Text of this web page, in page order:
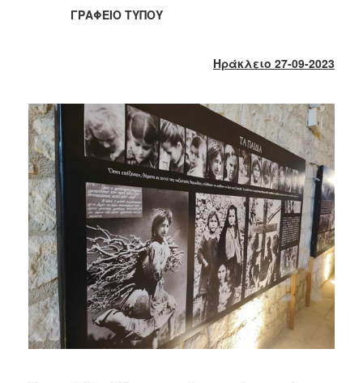
2015
2013
2012
2010
2006
ΤΟΠΟΣ
ΓΡΑΦΕΙΟ ΤΥΠΟΥ
Ηράκλειο 27-09-2023